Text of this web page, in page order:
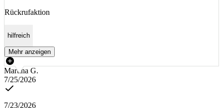
Rückrufaktion
hilfreich
Mehr anzeigen
Martina G.
7/25/2026
7/23/2026